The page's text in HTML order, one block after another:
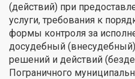
(действий) при
услуги, требования к
формы контроля за
досудебный
решений и действий
Пограничного